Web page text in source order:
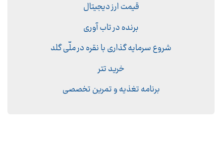
قیمت ارز دیجیتال
برنده در تاب آوری
شروع سرمایه گذاری با نقره در ملّی گلد
خرید تتر
برنامه تغذیه و تمرین تخصصی